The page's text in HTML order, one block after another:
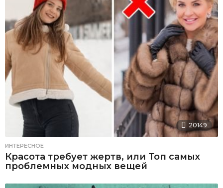
20149
ИНТЕРЕСНОЕ
Красота требует жертв, или Топ самых
проблемных модных вещей